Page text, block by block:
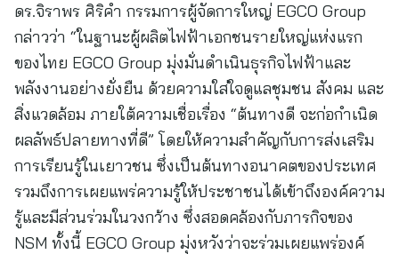
ดร.จิราพร ศิริคำ กรรมการผู้จัดการใหญ่ EGCO Group
กล่าวว่า “ในฐานะผู้ผลิตไฟฟ้าเอกชนรายใหญ่แห่งแรก
ของไทย EGCO Group มุ่งมั่นดำเนินธุรกิจไฟฟ้าและ
พลังงานอย่างยั่งยืน ด้วยความใส่ใจดูแลชุมชน สังคม และ
สิ่งแวดล้อม ภายใต้ความเชื่อเรื่อง “ต้นทางดี จะก่อกำเนิด
ผลลัพธ์ปลายทางที่ดี” โดยให้ความสำคัญกับการส่งเสริม
การเรียนรู้ในเยาวชน ซึ่งเป็นต้นทางอนาคตของประเทศ
รวมถึงการเผยแพร่ความรู้ให้ประชาชนได้เข้าถึงองค์ความ
รู้และมีส่วนร่วมในวงกว้าง ซึ่งสอดคล้องกับภารกิจของ
NSM ทั้งนี้ EGCO Group มุ่งหวังว่าจะร่วมเผยแพร่องค์